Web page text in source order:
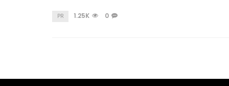
PR 1.25K 0